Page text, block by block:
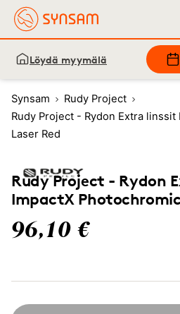
Löydä myymälä
Synsam
Rudy Project
Rudy Project - Rydon Extra
Laser Red
Rudy Project - Rydon
ImpactX Photochromic
96,10 €